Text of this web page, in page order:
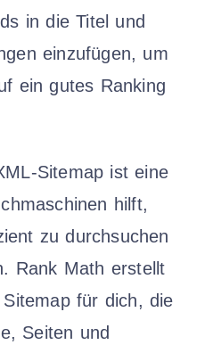
in die Titel und
einzufügen, um
ein gutes Ranking
Sitemap ist eine
hilft,
zu durchsuchen
Rank Math erstellt
für dich, die
Seiten und